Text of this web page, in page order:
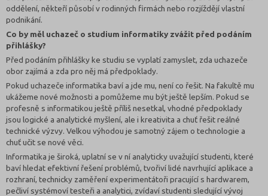
oddělení, někteří působí v rodinných firmách nebo rozjíždějí vlastní
podnikání.
Co by měl uchazeč o studium informatiky zvážit před podáním
přihlášky?
Před podáním přihlášky ke studiu se vyplatí zamyslet, zda uchazeče
obor zajímá a zda pro něj má předpoklady.
Pokud uchazeče informatika baví a jde mu, není co řešit. Na fakultě mu
ukážeme nové možnosti a pomůžeme mu být ještě lepším. Pokud se
profesně s informatikou ještě příliš nesetkal, vhodné předpoklady
jsou logické a analytické myšlení, ale i kreativita a chuť řešit reálné
technické výzvy. Velkou výhodou je samotný zájem o technologie a
chuť učit se nové věci.
Informatika je široká, uplatní se v ní analyticky uvažující studenti, které
baví hledat efektivní řešení problémů, tvořiví lidé navrhující aplikace a
rozhraní, technicky zaměření experimentátoři pracující s hardwarem,
pečliví systémoví testeři a analytici, zvídaví studenti sledující vývoj